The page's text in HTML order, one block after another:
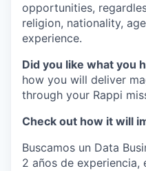
opportunities,
religion, nationality,
experience.
Did you like what you
how you will deliver
through your Rappi
Check out how it will
Buscamos un Data
2 años de experiencia,